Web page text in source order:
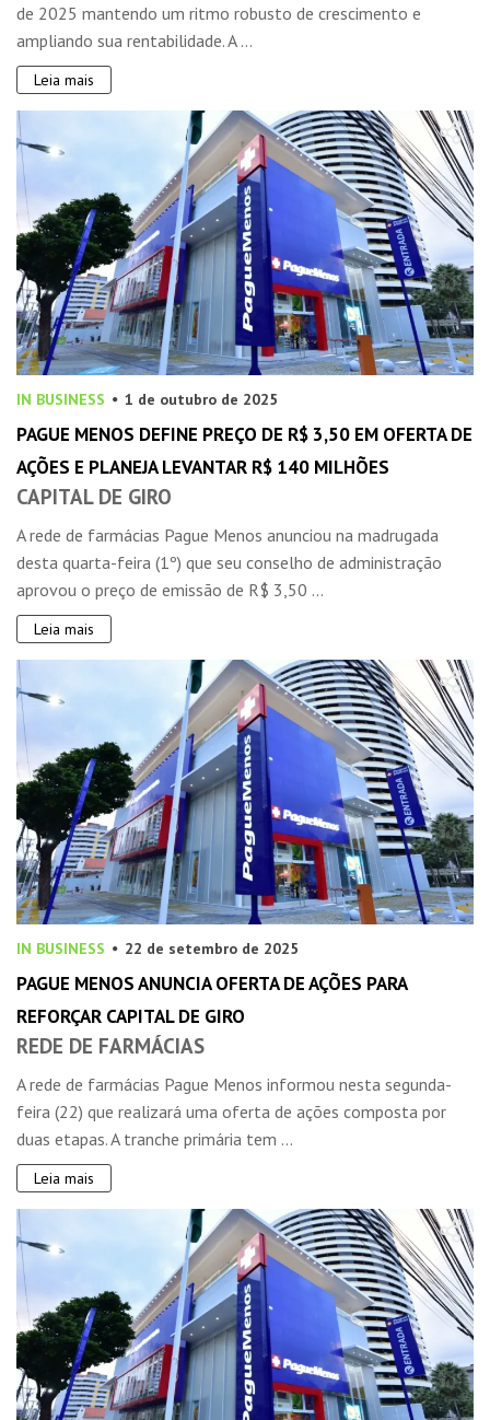
de 2025 mantendo um ritmo robusto de crescimento e
ampliando sua rentabilidade. A ...
Leia mais
IN BUSINESS 1 de outubro de 2025
PAGUE MENOS DEFINE PREÇO DE R$ 3,50 EM OFERTA DE
AÇÕES E PLANEJA LEVANTAR R$ 140 MILHÕES
CAPITAL DE GIRO
A rede de farmácias Pague Menos anunciou na madrugada
desta quarta-feira (1º) que seu conselho de administração
aprovou o preço de emissão de R$ 3,50 ...
Leia mais
IN BUSINESS 22 de setembro de 2025
PAGUE MENOS ANUNCIA OFERTA DE AÇÕES PARA
REFORÇAR CAPITAL DE GIRO
REDE DE FARMÁCIAS
A rede de farmácias Pague Menos informou nesta segunda-
feira (22) que realizará uma oferta de ações composta por
duas etapas. A tranche primária tem ...
Leia mais